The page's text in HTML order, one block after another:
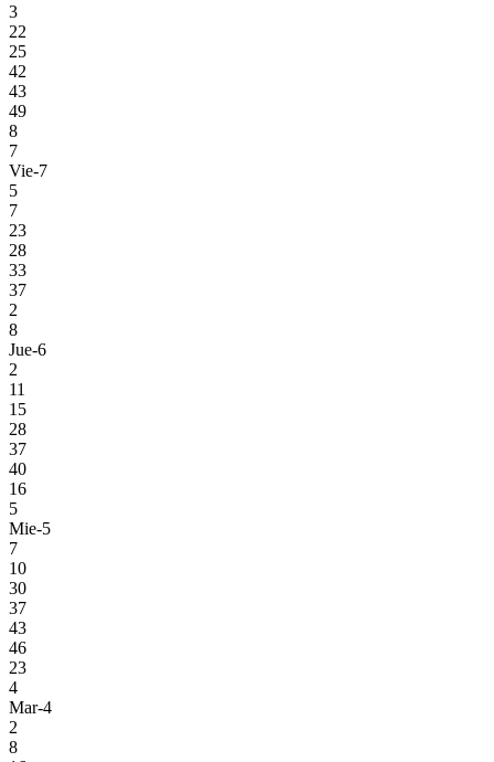
3
22
25
42
43
49
8
7
Vie-7
5
7
23
28
33
37
2
8
Jue-6
2
11
15
28
37
40
16
5
Mie-5
7
10
30
37
43
46
23
4
Mar-4
2
8